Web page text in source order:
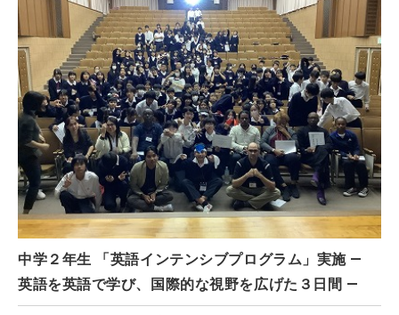
中学２年生 「英語インテンシブプログラム」実施 ―
英語を英語で学び、国際的な視野を広げた３日間 ―